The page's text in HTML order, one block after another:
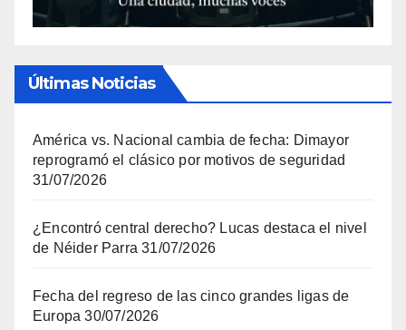
Últimas Noticias
América vs. Nacional cambia de fecha: Dimayor
reprogramó el clásico por motivos de seguridad
31/07/2026
¿Encontró central derecho? Lucas destaca el nivel
de Néider Parra 31/07/2026
Fecha del regreso de las cinco grandes ligas de
Europa 30/07/2026